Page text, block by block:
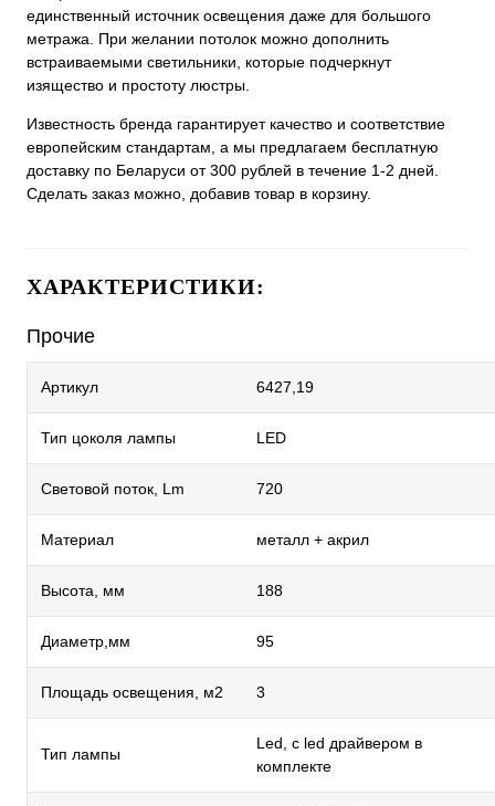
единственный источник освещения даже для большого
метража. При желании потолок можно дополнить
встраиваемыми светильники, которые подчеркнут
изящество и простоту люстры.
Известность бренда гарантирует качество и соответствие
европейским стандартам, а мы предлагаем бесплатную
доставку по Беларуси от 300 рублей в течение 1-2 дней.
Сделать заказ можно, добавив товар в корзину.
ХАРАКТЕРИСТИКИ:
Прочие
Артикул 6427,19
Тип цоколя лампы LED
Световой поток, Lm 720
Материал металл + акрил
Высота, мм 188
Диаметр,мм 95
Площадь освещения, м2 3
Тип лампы
Led, с led драйвером в
комплекте